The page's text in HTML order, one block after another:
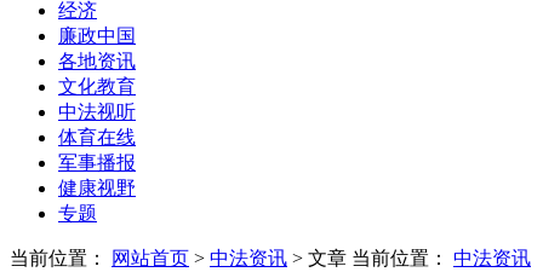
经济
廉政中国
各地资讯
文化教育
中法视听
体育在线
军事播报
健康视野
专题
当前位置： 网站首页 > 中法资讯 > 文章 当前位置： 中法资讯